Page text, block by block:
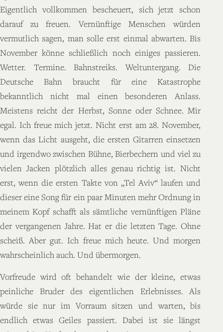
Eigentlich vollkommen bescheuert, sich jetzt schon
darauf zu freuen. Vernünftige Menschen würden
vermutlich sagen, man solle erst einmal abwarten. Bis
November könne schließlich noch einiges passieren.
Wetter. Termine. Bahnstreiks. Weltuntergang. Die
Deutsche Bahn braucht für eine Katastrophe
bekanntlich nicht mal einen besonderen Anlass.
Meistens reicht der Herbst, Sonne oder Schnee. Mir
egal. Ich freue mich jetzt. Nicht erst am 28. November,
wenn das Licht ausgeht, die ersten Gitarren einsetzen
und irgendwo zwischen Bühne, Bierbechern und viel zu
vielen Jacken plötzlich alles genau richtig ist. Nicht
erst, wenn die ersten Takte von „Tel Aviv“ laufen und
dieser eine Song für ein paar Minuten mehr Ordnung in
meinem Kopf schafft als sämtliche vernünftigen Pläne
der vergangenen Jahre. Hat er die letzten Tage. Ohne
scheiß. Aber gut. Ich freue mich heute. Und morgen
wahrscheinlich auch. Und übermorgen.
Vorfreude wird oft behandelt wie der kleine, etwas
peinliche Bruder des eigentlichen Erlebnisses. Als
würde sie nur im Vorraum sitzen und warten, bis
endlich etwas Geiles passiert. Dabei ist sie längst